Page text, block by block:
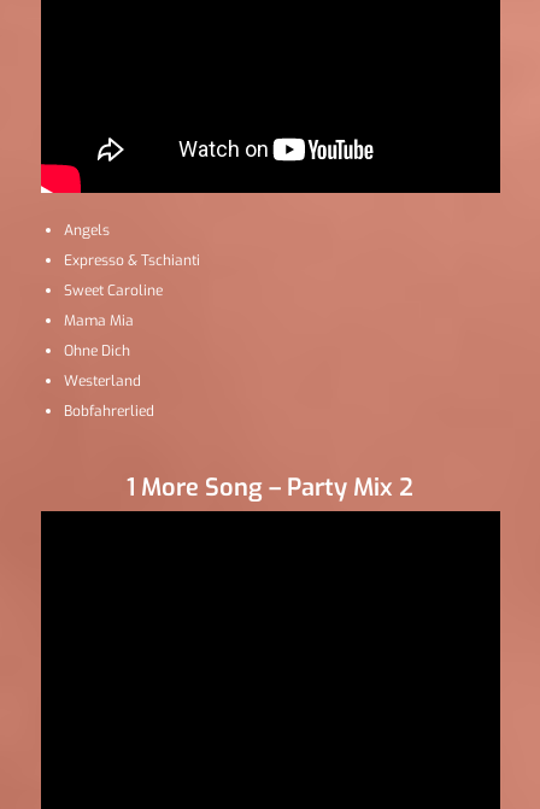
Angels
Expresso & Tschianti
Sweet Caroline
Mama Mia
Ohne Dich
Westerland
Bobfahrerlied
1 More Song – Party Mix 2